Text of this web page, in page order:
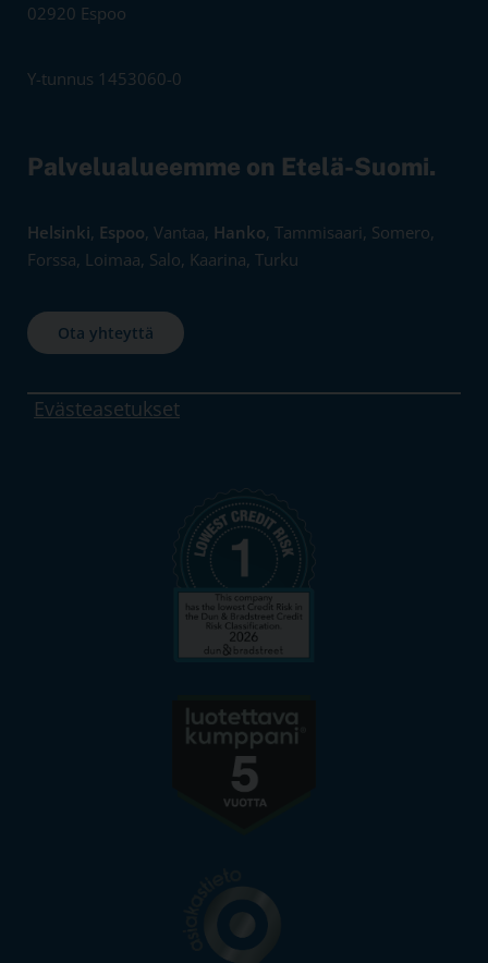
02920 Espoo
Y-tunnus 1453060-0
Palvelualueemme on Etelä-Suomi.
Helsinki, Espoo, Vantaa, Hanko, Tammisaari, Somero,
Forssa, Loimaa, Salo, Kaarina, Turku
Ota yhteyttä
Evästeasetukset